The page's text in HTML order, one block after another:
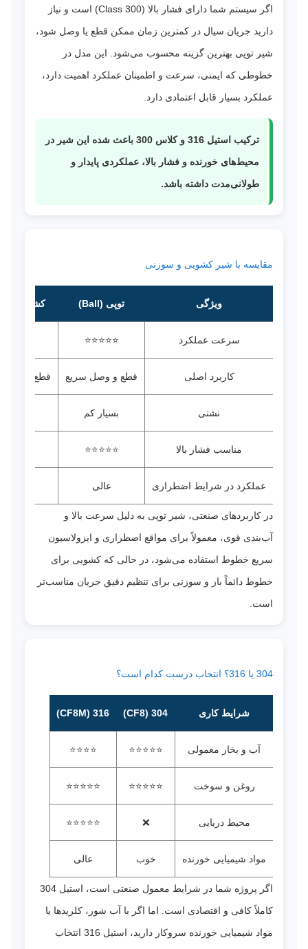
اگر سیستم شما دارای فشار بالا (Class 300) است و نیاز
دارید جریان سیال در کمترین زمان ممکن قطع یا وصل شود،
شیر توپی بهترین گزینه محسوب می‌شود. این مدل در
خطوطی که ایمنی، سرعت و اطمینان عملکرد اهمیت دارد،
عملکرد بسیار قابل اعتمادی دارد.
ترکیب استیل 316 و کلاس 300 باعث شده این شیر در
محیط‌های خورنده و فشار بالا، عملکردی پایدار و
طولانی‌مدت داشته باشد.
مقایسه با شیر کشویی و سوزنی
ویژگی توپی (Ball) کشویی (Gate)
سرعت عملکرد ⭐⭐⭐⭐⭐
کاربرد اصلی قطع و وصل سریع قطع و وصل
نشتی بسیار کم
مناسب فشار بالا ⭐⭐⭐⭐⭐
عملکرد در شرایط اضطراری عالی
در کاربردهای صنعتی، شیر توپی به دلیل سرعت بالا و
آب‌بندی قوی، معمولاً برای مواقع اضطراری و ایزولاسیون
سریع خطوط استفاده می‌شود، در حالی که کشویی برای
خطوط دائماً باز و سوزنی برای تنظیم دقیق جریان مناسب‌تر
است.
304 یا 316؟ انتخاب درست کدام است؟
شرایط کاری 304 (CF8)
316 (CF8M)
آب و بخار معمولی ⭐⭐⭐⭐⭐
⭐⭐⭐⭐
روغن و سوخت ⭐⭐⭐⭐⭐
⭐⭐⭐⭐⭐
محیط دریایی ❌
⭐⭐⭐⭐⭐
مواد شیمیایی خورنده خوب عالی
اگر پروژه شما در شرایط معمول صنعتی است، استیل 304
کاملاً کافی و اقتصادی است. اما اگر با آب شور، کلریدها یا
مواد شیمیایی خورنده سروکار دارید، استیل 316 انتخاب